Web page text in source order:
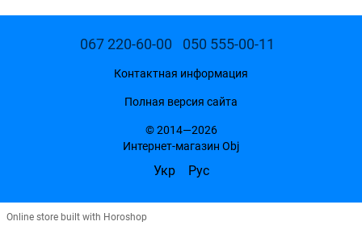
067 220-60-00 050 555-00-11
Контактная информация
Полная версия сайта
© 2014—2026
Интернет-магазин Obj
Укр Рус
Online store built with Horoshop